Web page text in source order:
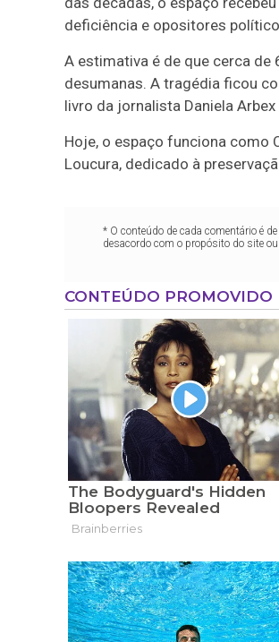
deficiência e opositores
A estimativa é de que cerca
desumanas. A tragédia ficou
livro da jornalista Daniela Arbex
Hoje, o espaço funciona como
Loucura, dedicado à
* O conteúdo de cada comentário é
desacordo com o propósito do site